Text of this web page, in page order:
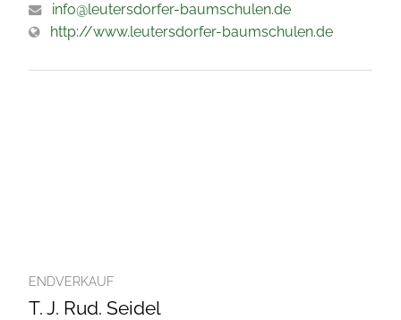
info@leutersdorfer-baumschulen.de
http://www.leutersdorfer-baumschulen.de
ENDVERKAUF
T. J. Rud. Seidel